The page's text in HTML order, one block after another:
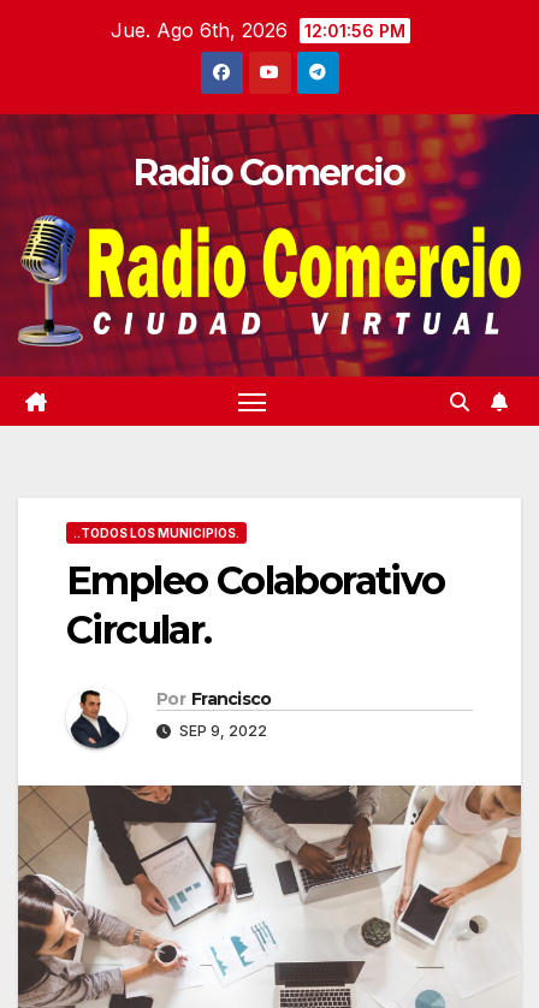
Jue. Ago 6th, 2026 12:01:58 PM
Radio Comercio
..TODOS LOS MUNICIPIOS.
Empleo Colaborativo
Circular.
Por Francisco
SEP 9, 2022